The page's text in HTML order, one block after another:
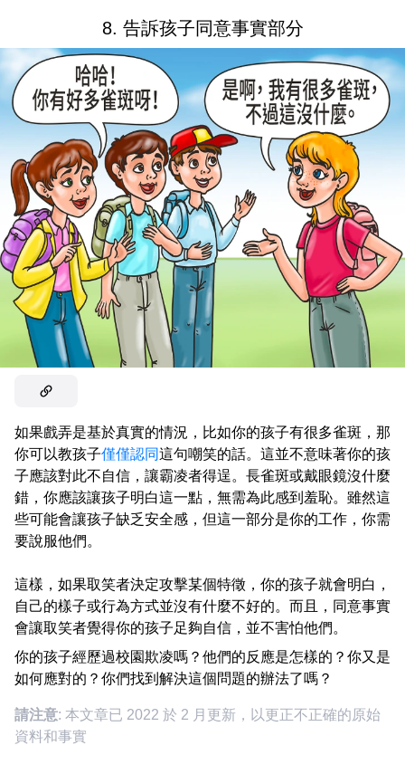
8. 告訴孩子同意事實部分
如果戲弄是基於真實的情況，比如你的孩子有很多雀斑，那
你可以教孩子僅僅認同這句嘲笑的話。這並不意味著你的孩
子應該對此不自信，讓霸凌者得逞。長雀斑或戴眼鏡沒什麼
錯，你應該讓孩子明白這一點，無需為此感到羞恥。雖然這
些可能會讓孩子缺乏安全感，但這一部分是你的工作，你需
要說服他們。
這樣，如果取笑者決定攻擊某個特徵，你的孩子就會明白，
自己的樣子或行為方式並沒有什麼不好的。而且，同意事實
會讓取笑者覺得你的孩子足夠自信，並不害怕他們。
你的孩子經歷過校園欺凌嗎？他們的反應是怎樣的？你又是
如何應對的？你們找到解決這個問題的辦法了嗎？
請注意: 本文章已 2022 於 2 月更新，以更正不正確的原始
資料和事實